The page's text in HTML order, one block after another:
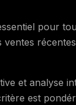
pour
et analyse
est